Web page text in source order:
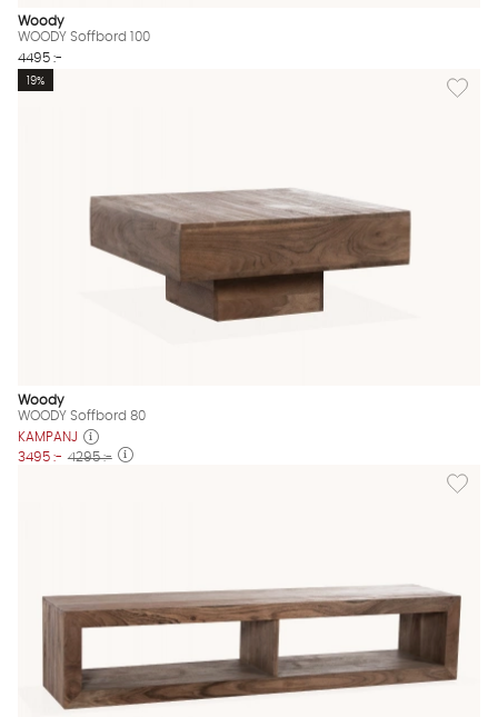
Woody
WOODY Soffbord 100
4495 :-
Lägg
19%
Woody
WOODY Soffbord 80
KAMPANJ
3495 :- 4295 :-
Lägg